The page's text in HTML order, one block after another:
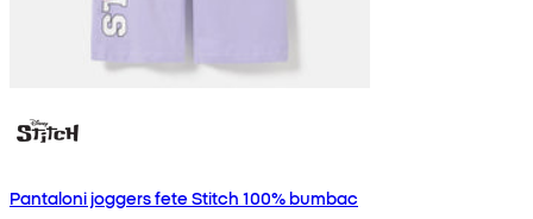
Pantaloni joggers fete Stitch 100% bumbac